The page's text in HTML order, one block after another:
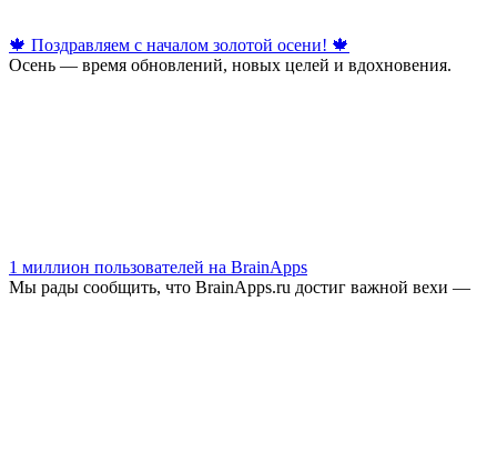
🍁 Поздравляем с началом золотой осени! 🍁
Осень — время обновлений, новых целей и вдохновения.
1 миллион пользователей на BrainApps
Мы рады сообщить, что BrainApps.ru достиг важной вехи —